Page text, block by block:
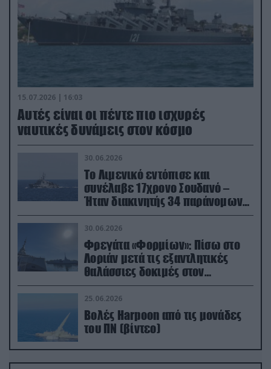
15.07.2026 | 16:03
Aυτές είναι οι πέντε πιο ισχυρές
ναυτικές δυνάμεις στον κόσμο
30.06.2026
Το Λιμενικό εντόπισε και
συνέλαβε 17χρονο Σουδανό –
Ήταν διακινητής 34 παράνομων
μεταναστών
30.06.2026
Φρεγάτα «Φορμίων»: Πίσω στο
Λοριάν μετά τις εξαντλητικές
θαλάσσιες δοκιμές στον
απαιτητικό Βισκαϊκό
25.06.2026
Βολές Harpoon από τις μονάδες
του ΠΝ (βίντεο)